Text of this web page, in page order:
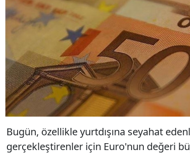
Bugün, özellikle yurtdışına seyahat
gerçekleştirenler için Euro'nun değeri